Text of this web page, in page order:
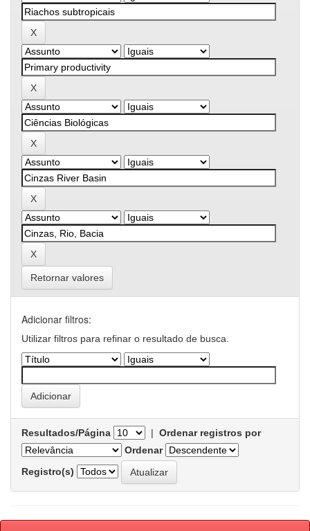
Retornar valores
Adicionar filtros:
Utilizar filtros para refinar o resultado de busca.
Resultados/Página | Ordenar registros por
Ordenar
Registro(s)